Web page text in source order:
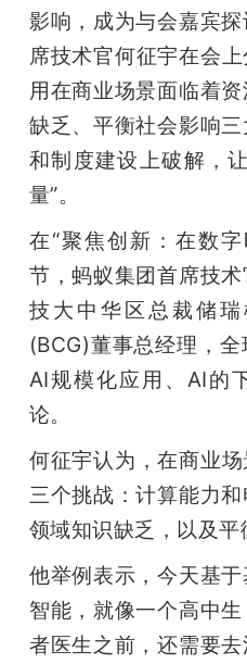
开
课
活
动
中
GAIR
题
影响，成为与会嘉宾
席技术官何征宇在会
用在商业场景面临着
缺乏、平衡社会影响
和制度建设上破解，
量”。
在“聚焦创新：在数
节，蚂蚁集团首席技
技大中华区总裁储
(BCG)董事总经理，
AI规模化应用、AI的
论。
何征宇认为，在商业
三个挑战：计算能力
领域知识缺乏，以及平
他举例表示，今天基
智能，就像一个高中
者医生之前，还需要